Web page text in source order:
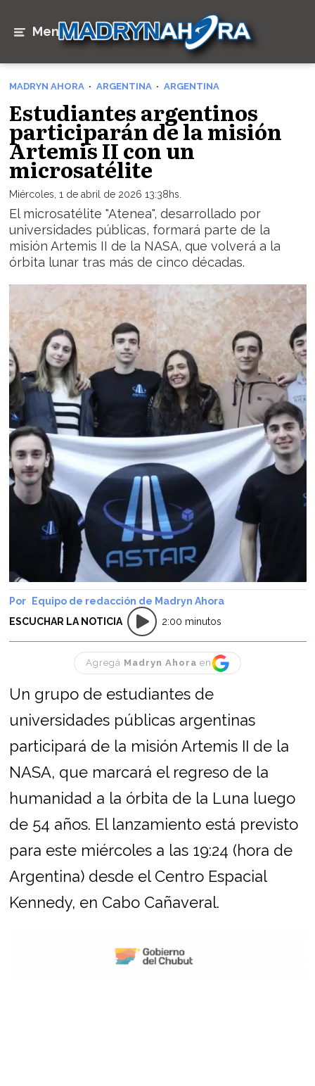
Menú
MADRYN AHORA ARGENTINA ARGENTINA
Estudiantes argentinos
participarán de la misión
Artemis II con un
microsatélite
Miércoles, 1 de abril de 2026 13:38hs.
El microsatélite "Atenea", desarrollado por
universidades públicas, formará parte de la
misión Artemis II de la NASA, que volverá a la
órbita lunar tras más de cinco décadas.
Equipo de redacción de Madryn Ahora
ESCUCHAR LA NOTICIA
2:00 minutos
Agregá Madryn Ahora en
Un grupo de estudiantes de
universidades públicas argentinas
participará de la misión Artemis II de la
NASA, que marcará el regreso de la
humanidad a la órbita de la Luna luego
de 54 años. El lanzamiento está previsto
para este miércoles a las 19:24 (hora de
Argentina) desde el Centro Espacial
Kennedy, en Cabo Cañaveral.